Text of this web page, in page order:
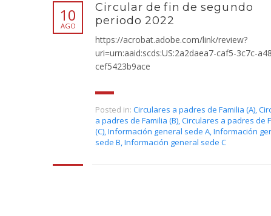
10
AGO
Circular de fin de segundo
periodo 2022
https://acrobat.adobe.com/link/review?
uri=urn:aaid:scds:US:2a2daea7-caf5-3c7c-
cef5423b9ace
Posted in: Circulares a padres de Familia (A),
a padres de Familia (B),Circulares a padres de
(C),Información general sede A,Información
sede B,Información general sede C